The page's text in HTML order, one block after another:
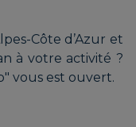
Côte d’Azur et
à votre activité ?
vous est ouvert.